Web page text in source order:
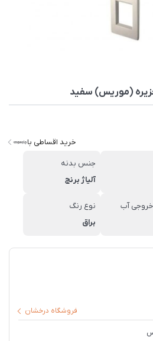
(موریس) سفید
خرید اقساطی با
جنس بدنه
آلیاژ برنج
خروجی آب
نوع رنگ
براق
فروشگاه درخشان